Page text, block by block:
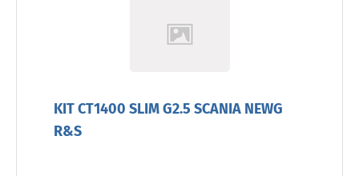
KIT CT1400 SLIM G2.5 SCANIA NEWG
R&S